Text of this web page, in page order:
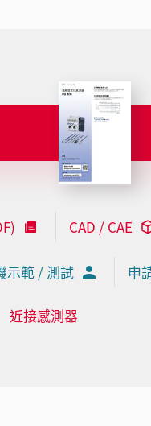
CAD / CAE
示範 / 測試 申
近接感測器